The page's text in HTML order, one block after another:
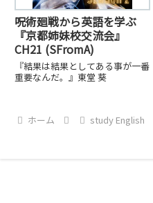
呪術廻戦から英語を学ぶ
『京都姉妹校交流会』
CH21 (SFromA)
『結果は結果としてある事が一番
重要なんだ。』東堂 葵
ホーム
study English